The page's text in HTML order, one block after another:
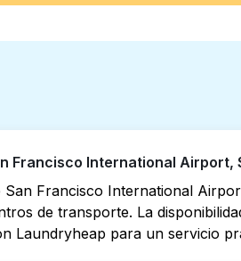
Francisco International Airport,
Francisco International
de transporte. La
Laundryheap para un servicio